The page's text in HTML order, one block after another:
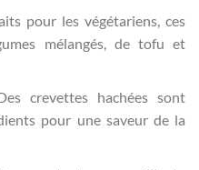
pour les végétariens, ces
mélangés, de tofu et
crevettes hachées sont
pour une saveur de la